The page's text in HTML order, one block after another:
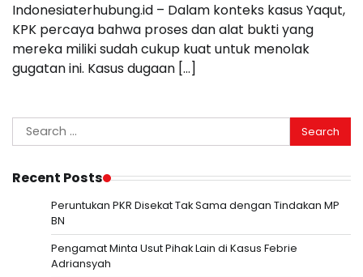
Indonesiaterhubung.id – Dalam konteks kasus Yaqut,
KPK percaya bahwa proses dan alat bukti yang
mereka miliki sudah cukup kuat untuk menolak
gugatan ini. Kasus dugaan […]
Search
for:
Recent Posts
Peruntukan PKR Disekat Tak Sama dengan Tindakan MP
BN
Pengamat Minta Usut Pihak Lain di Kasus Febrie
Adriansyah